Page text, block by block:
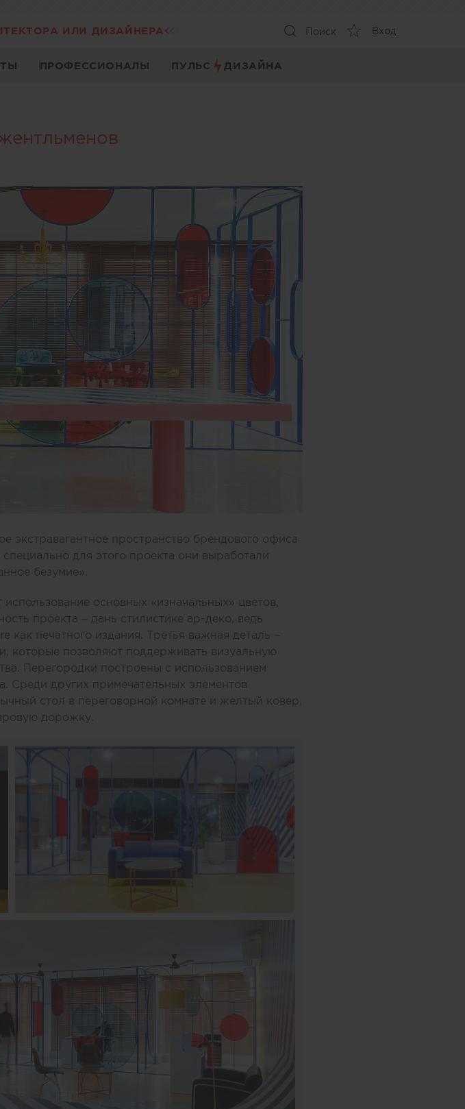
ИЛИ ДИЗАЙНЕРА Поиск Вход
ПРОФЕССИОНАЛЫ ПУЛЬС ДИЗАЙНА
экстравагантное пространство брендового офиса
для этого проекта они выработали
безумие».
основных «изначальных» цветов,
проекта – дань стилистике ар-деко, ведь
как печатного издания. Третья важная деталь –
которые позволяют поддерживать визуальную
Перегородки построены с использованием
Среди других примечательных элементов
стол в переговорной комнате и желтый ковер,
дорожку.